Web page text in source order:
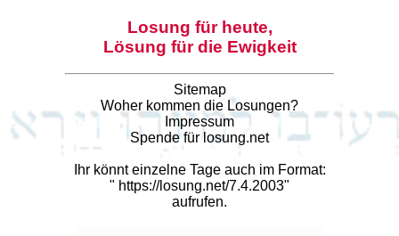
Losung für heute,
Lösung für die Ewigkeit
Sitemap
Woher kommen die Losungen?
Impressum
Spende für losung.net
Ihr könnt einzelne Tage auch im Format:
" https://losung.net/7.4.2003"
aufrufen.